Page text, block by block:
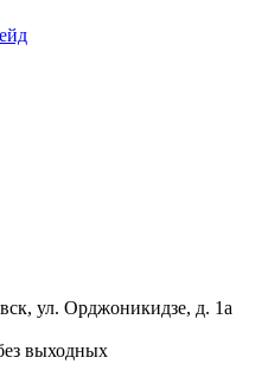
ул. Орджоникидзе, д. 1а
выходных